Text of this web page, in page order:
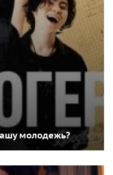
молодежь?